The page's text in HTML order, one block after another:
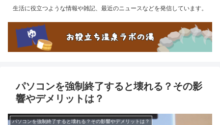
生活に役立つような情報や雑記、最近のニュースなどを発信しています。
パソコンを強制終了すると壊れる？その影
響やデメリットは？
パソコンを強制終了すると壊れる？その影響やデメリットは？